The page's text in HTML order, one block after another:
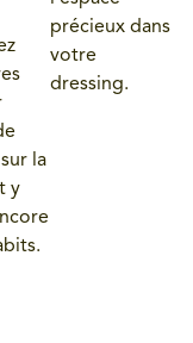
sur la
y
précieux dans
votre
dressing.